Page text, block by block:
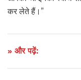
कर लेते हैं।”
» और पढ़ें: